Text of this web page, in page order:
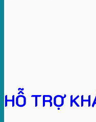
HỖ TRỢ